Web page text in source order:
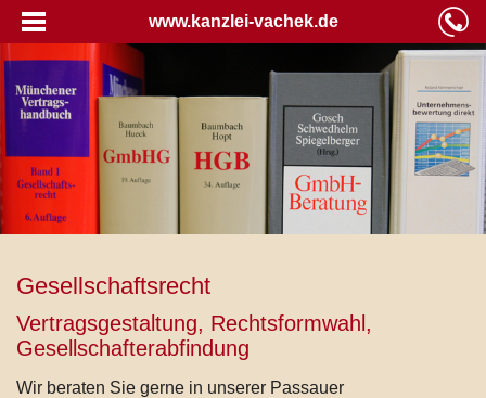
www.kanzlei-vachek.de
Gesellschaftsrecht
Vertragsgestaltung, Rechtsformwahl,
Gesellschafterabfindung
Wir beraten Sie gerne in unserer Passauer